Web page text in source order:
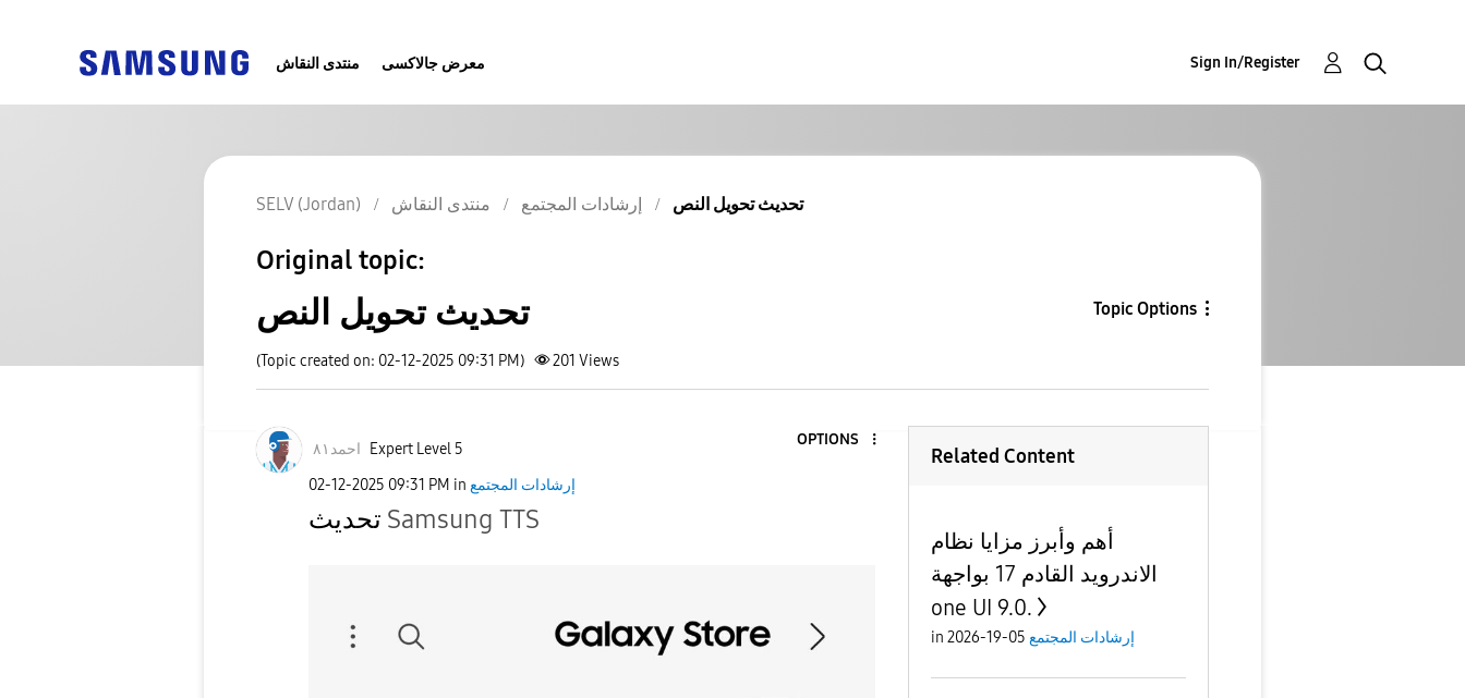
منتدى النقاش معرض جالاكسى Sign In/Register
SELV (Jordan) منتدى النقاش إرشادات المجتمع تحديث تحويل النص
Original topic:
تحديث تحويل النص Topic Options
(Topic created on: 02-12-2025 09:31 PM) 201 Views
احمد٨١ Expert Level 5
OPTIONS
‎02-12-2025 09:31 PM in إرشادات المجتمع
Samsung TTS
Related Content
أهم وأبرز مزايا نظام
الاندرويد القادم 17 بواجهة
one UI 9.0.
in إرشادات المجتمع 05-19-2026